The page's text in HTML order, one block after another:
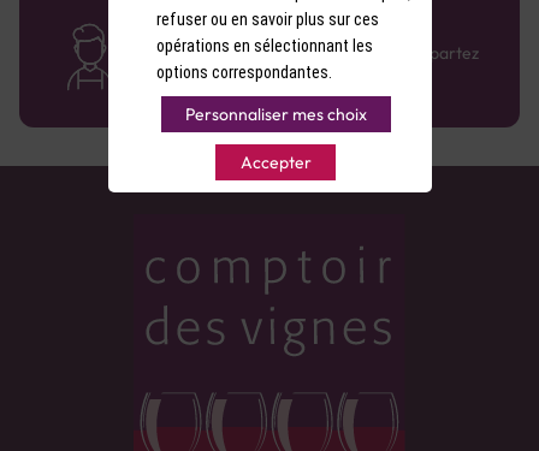
Des cavistes à votre écoute
Bénéficiez de conseils sur-mesure et repartez
avec le sourire :)
refuser ou en savoir plus sur ces
opérations en sélectionnant les
options correspondantes.
Personnaliser mes choix
Accepter